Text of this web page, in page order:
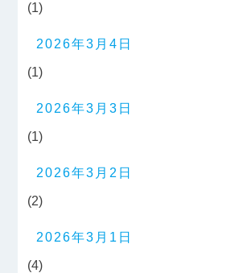
(1)
2026年3月4日
(1)
2026年3月3日
(1)
2026年3月2日
(2)
2026年3月1日
(4)